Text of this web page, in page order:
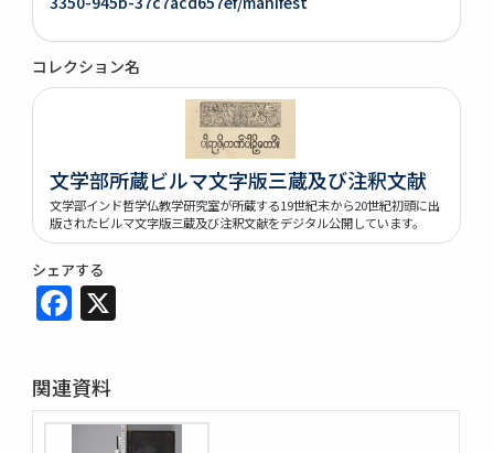
コレクション名
文学部所蔵ビルマ文字版三蔵及び注釈文献
文学部インド哲学仏教学研究室が所蔵する19世紀末から20世紀初頭に出
版されたビルマ文字版三蔵及び注釈文献をデジタル公開しています。
シェアする
Facebook
関連資料